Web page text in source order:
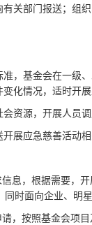
关部门报送；组
，基金会在一级
化情况，适时开展
资源，开展人员调
展应急慈善活动相
息，根据需要，
时面向企业、明
，按照基金会项